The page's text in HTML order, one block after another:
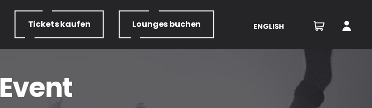
Ticketskaufen Loungesbuchen ENGLISH
Event